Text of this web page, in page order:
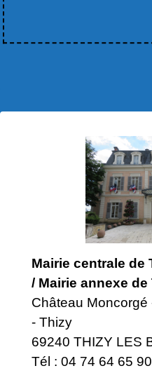
Mairie centrale de
/ Mairie annexe de
Château
- Thizy
69240 THIZY LES
Tél : 04 74 64 65 90